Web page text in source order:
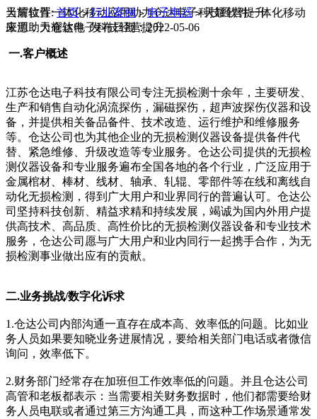
当前位置:首页 > 行业案例 > 电子电器 >天耀软件一体化移动
应用助力仓达电子科技经营提升
天耀软件一体化移动应用助力仓达电子科技经营提升
来源：天耀软件 发布日期：2022-05-06
一.客户概述
江苏仓达电子科技有限公司专注无损检测十余年，主要研发、
生产和销售自动化涡流探伤，漏磁探伤，超声波探伤仪器和设
备，并提供相关备品备件、技术改造、运行维护和维修服务
等。仓达公司也为其他企业的无损检测仪器设备提供备件代
替、紧急维修、升级改造等专业服务。仓达公司提供的无损检
测仪器设备和专业服务遍布全国各地的各个行业，广泛应用于
金属棺材、棒材、线材、轴承、轧辊、零部件等在线和离线自
动化无损检测，得到广大用户和业界同行的普遍认可。仓达公
司坚持科技创新、精益求精和持续发展，竭诚为国内外用户提
供高技术、高品质、高性价比的无损检测仪器设备和专业技术
服务，仓达公司愿与广大用户和业内同行一起携手合作，为无
损检测事业做出应有的贡献。
二.业务挑战/数字化诉求
1.仓达公司内部沟通一直存在成本高、效率低的问题。比如业
务人员如果要知晓业务进展情况，要给相关部门电话或者微信
询问，效率低下。
2.财务部门经常存在加班但工作效率低的问题。并且仓达公司
高管和老板都表示：当需要相关财务数据时，他们都需要给财
务人员电联或者通过第三方沟通工具，而这种工作场景通常发